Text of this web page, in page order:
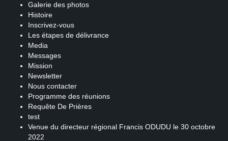
Galerie des photos
Histoire
Inscrivez-vous
Les étapes de délivrance
Media
Messages
Mission
Newsletter
Nous contacter
Programme des réunions
Requête De Prières
test
Venue du directeur régional Francis ODUDU le 30 octobre
2022